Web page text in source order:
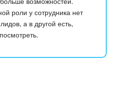
роли у сотрудника нет
а в другой есть,